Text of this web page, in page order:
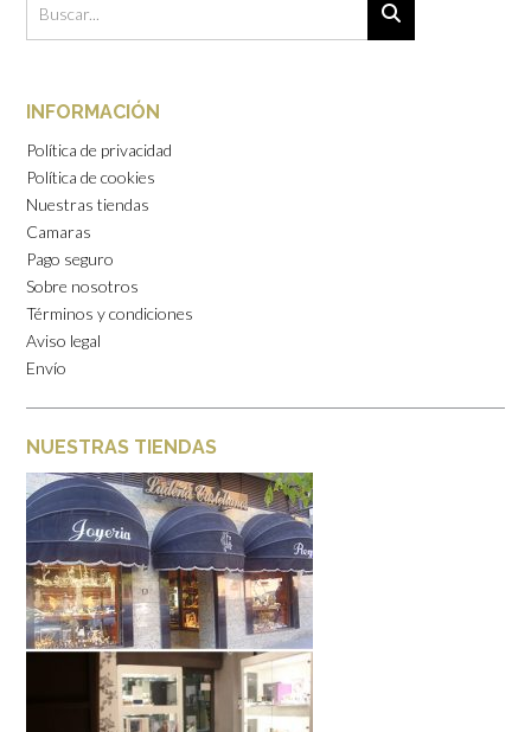
INFORMACIÓN
Política de privacidad
Política de cookies
Nuestras tiendas
Camaras
Pago seguro
Sobre nosotros
Términos y condiciones
Aviso legal
Envío
NUESTRAS TIENDAS